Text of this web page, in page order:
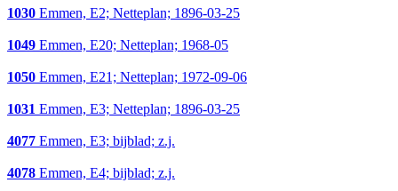
1030 Emmen, E2; Netteplan; 1896-03-25
1049 Emmen, E20; Netteplan; 1968-05
1050 Emmen, E21; Netteplan; 1972-09-06
1031 Emmen, E3; Netteplan; 1896-03-25
4077 Emmen, E3; bijblad; z.j.
4078 Emmen, E4; bijblad; z.j.